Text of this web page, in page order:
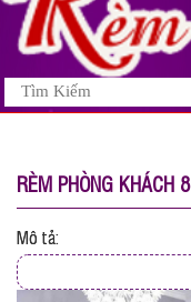
RÈM PHÒNG KHÁCH 8
Mô tả: